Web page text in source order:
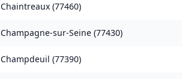
Chaintreaux (77460)
Champagne-sur-Seine (77430)
Champdeuil (77390)